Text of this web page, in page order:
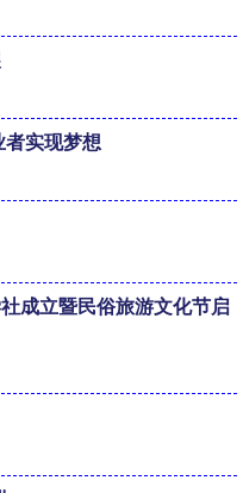
者实现梦想
成立暨民俗旅游文化节启